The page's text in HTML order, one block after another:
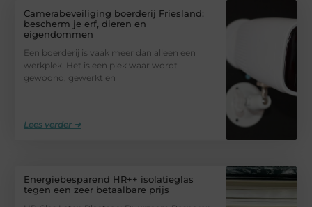
Camerabeveiliging boerderij Friesland:
bescherm je erf, dieren en
eigendommen
Een boerderij is vaak meer dan alleen een
werkplek. Het is een plek waar wordt
gewoond, gewerkt en
Lees verder ➜
Energiebesparend HR++ isolatieglas
tegen een zeer betaalbare prijs